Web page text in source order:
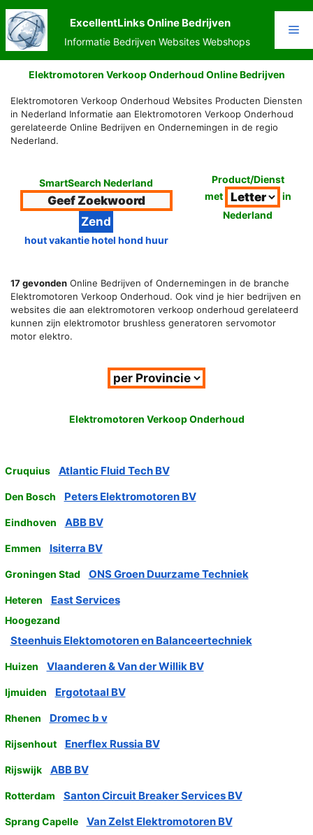
Ga
naar
de
inhoud
ExcellentLinks Online Bedrijven
Informatie Bedrijven Websites Webshops
Elektromotoren Verkoop Onderhoud Online Bedrijven
Elektromotoren Verkoop Onderhoud Websites Producten Diensten
in Nederland Informatie aan Elektromotoren Verkoop Onderhoud
gerelateerde Online Bedrijven en Ondernemingen in de regio
Nederland.
SmartSearch Nederland
hout vakantie hotel hond huur
Product/Dienst
met
in
Nederland
17 gevonden Online Bedrijven of Ondernemingen in de branche
Elektromotoren Verkoop Onderhoud. Ook vind je hier bedrijven en
websites die aan elektromotoren verkoop onderhoud gerelateerd
kunnen zijn elektromotor brushless generatoren servomotor
motor elektro.
Elektromotoren Verkoop Onderhoud
Cruquius Atlantic Fluid Tech BV
Den Bosch Peters Elektromotoren BV
Eindhoven ABB BV
Emmen Isiterra BV
Groningen Stad ONS Groen Duurzame Techniek
Heteren East Services
Hoogezand
Steenhuis Elektomotoren en Balanceertechniek
Huizen Vlaanderen & Van der Willik BV
Ijmuiden Ergototaal BV
Rhenen Dromec b v
Rijsenhout Enerflex Russia BV
Rijswijk ABB BV
Rotterdam Santon Circuit Breaker Services BV
Sprang Capelle Van Zelst Elektromotoren BV